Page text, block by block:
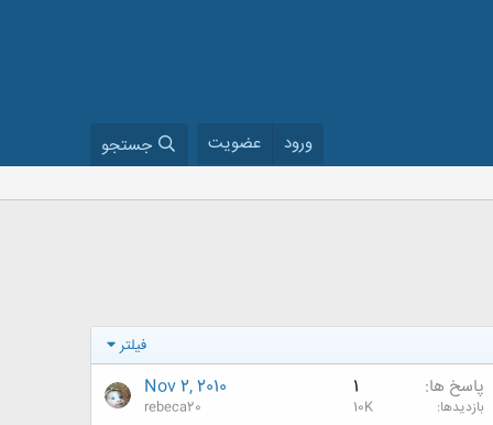
ورود عضویت جستجو
فیلتر
پاسخ ها 1
بازدیدها 10K
Nov 2, 2010
rebeca20